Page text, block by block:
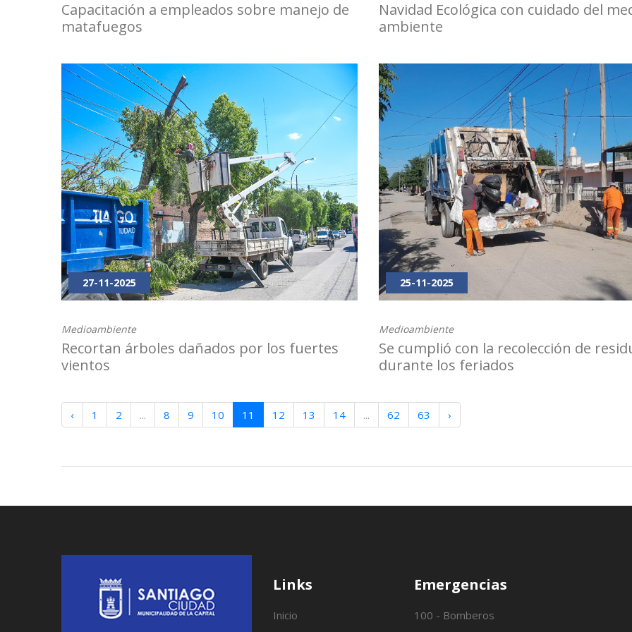
Capacitación a empleados sobre manejo de
matafuegos
Navidad Ecológica con cuidado del
ambiente
27-11-2025
Medioambiente
Recortan árboles dañados por los fuertes
vientos
25-11-2025
Medioambiente
Se cumplió con la recolección de
durante los feriados
‹ 1 2 ... 8 9 10 11 12 13 14 ... 62 63 ›
Links
Inicio
Emergencias
100 - Bomberos